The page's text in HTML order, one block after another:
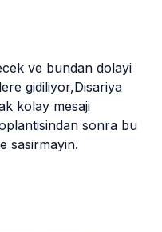
ve bundan dolayi
gidiliyor,Disariya
kolay mesaji
sonra bu
sasirmayin.